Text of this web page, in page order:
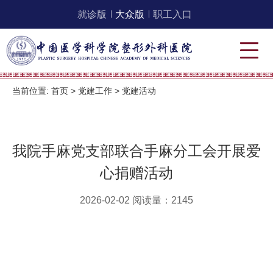
就诊版 大众版 职工入口
当前位置: 首页 > 党建工作 > 党建活动
我院手麻党支部联合手麻分工会开展爱
心捐赠活动
2026-02-02 阅读量：2145